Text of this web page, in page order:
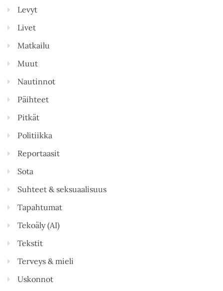
Levyt
Livet
Matkailu
Muut
Nautinnot
Päihteet
Pitkät
Politiikka
Reportaasit
Sota
Suhteet & seksuaalisuus
Tapahtumat
Tekoäly (AI)
Tekstit
Terveys & mieli
Uskonnot